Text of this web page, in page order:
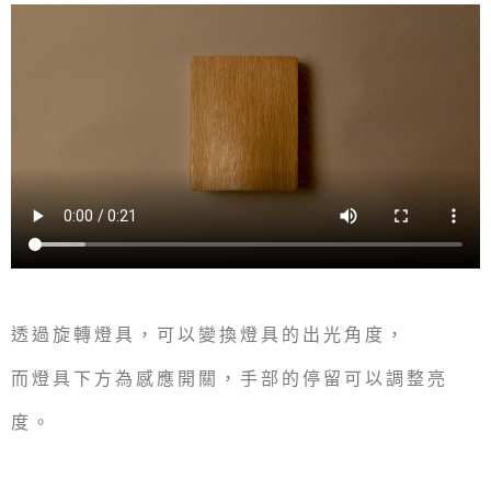
透過旋轉燈具，可以變換燈具的出光角度，
而燈具下方為感應開關，手部的停留可以調整亮
度。